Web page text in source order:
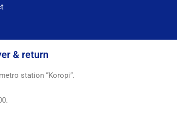
& return
station “Koropi”.